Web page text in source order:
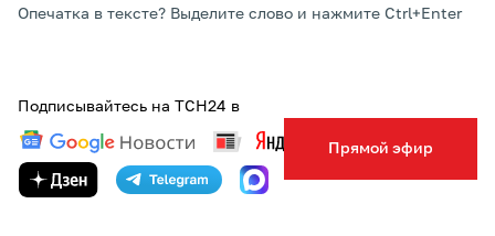
Прямой эфир
Опечатка в тексте? Выделите слово и нажмите Ctrl+Enter
Подписывайтесь на ТСН24 в